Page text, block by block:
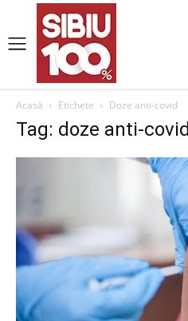
Acasă Etichete Doze anti-covid
Tag: doze anti-covid